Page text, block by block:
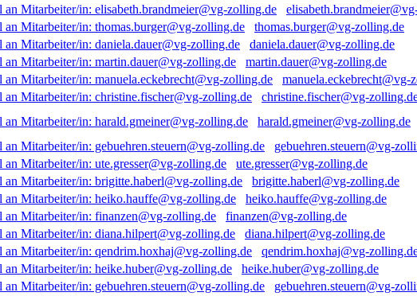
thomas.burger@vg-zolling.de
daniela.dauer@vg-zolling.de
martin.dauer@vg-zolling.de
manuela.eckebrecht@vg-
christine.fischer@vg-
harald.gmeiner@vg-zolling.de
gebuehren.steuern@vg-
ute.gresser@vg-zolling.de
brigitte.haberl@vg-zolling.de
heiko.hauffe@vg-zolling.de
finanzen@vg-zolling.de
diana.hilpert@vg-zolling.de
qendrim.hoxhaj@vg-
heike.huber@vg-zolling.de
gebuehren.steuern@vg-